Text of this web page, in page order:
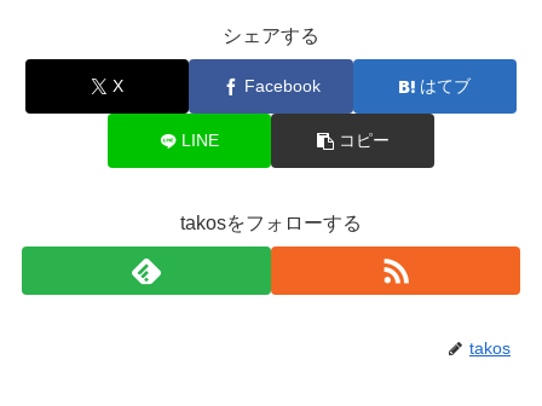
シェアする
X Facebook はてブ
LINE コピー
takosをフォローする
takos